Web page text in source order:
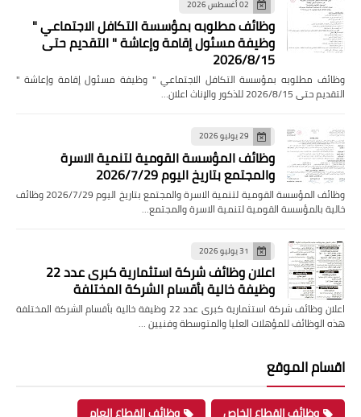
02 أغسطس 2026
وظائف مطلوبه بمؤسسة التكافل الاجتماعي "
وظيفة مسئول إقامة وإعاشة " التقديم حتى
2026/8/15
وظائف مطلوبه بمؤسسة التكافل الاجتماعي " وظيفة مسئول إقامة وإعاشة "
التقديم حتى 2026/8/15 للذكور والإناث اعلان…
29 يوليو 2026
وظائف المؤسسة القومية لتنمية الاسرة
والمجتمع بتاريخ اليوم 2026/7/29
وظائف المؤسسة القومية لتنمية الاسرة والمجتمع بتاريخ اليوم 2026/7/29 وظائف
خالية بالمؤسسة القومية لتنمية الاسرة والمجتمع…
31 يوليو 2026
اعلان وظائف شركة استثمارية كبرى عدد 22
وظيفة خالية بأقسام الشركة المختلفة
اعلان وظائف شركة استثمارية كبرى عدد 22 وظيفة خالية بأقسام الشركة المختلفة
هذه الوظائف للمؤهلات العليا والمتوسطة وفنيين …
اقسام الموقع